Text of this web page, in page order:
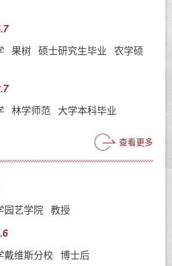
果树 硕士研究生毕业 农学硕
林学师范 大学本科毕业
查看更多
园艺学院 教授
戴维斯分校 博士后